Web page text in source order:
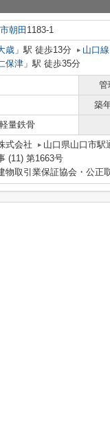
朝田 1183-1
歳 」駅 徒歩13分 山口線
保津 」駅 徒歩35分
管
築
量鉄骨
式会社 山口県山口市駅
(11) 第1663号
物取引業保証協会・公正